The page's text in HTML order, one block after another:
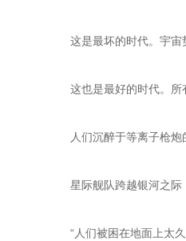
这是最坏的时代。宇宙
这也是最好的时代。所
人们沉醉于等离子枪炮
星际舰队跨越银河之际
“人们被困在地面上太